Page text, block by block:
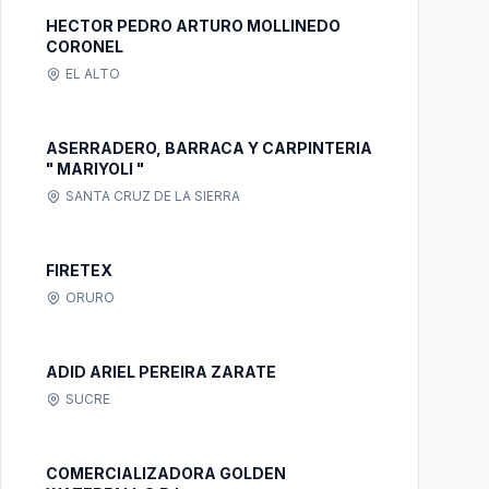
HECTOR PEDRO ARTURO MOLLINEDO
CORONEL
EL ALTO
ASERRADERO, BARRACA Y CARPINTERIA
" MARIYOLI "
SANTA CRUZ DE LA SIERRA
FIRETEX
ORURO
ADID ARIEL PEREIRA ZARATE
SUCRE
COMERCIALIZADORA GOLDEN